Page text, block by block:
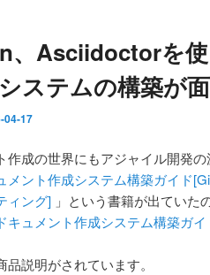
、Asciidoctorを
ステムの構築が
04-17
作成の世界にもアジャイル開発
メント作成システム構築ガイド
ィング] 」という書籍が出ていた
キュメント作成システム構築ガイ
品説明がされています。